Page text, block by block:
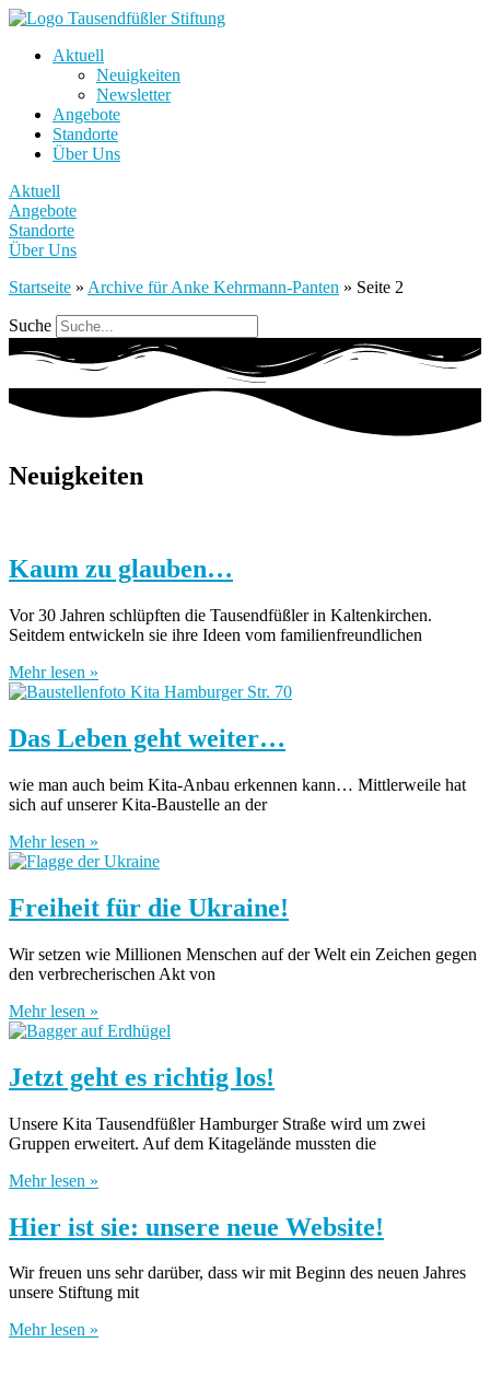
Aktuell
Neuigkeiten
Newsletter
Angebote
Standorte
Über Uns
Aktuell
Angebote
Standorte
Über Uns
Startseite » Archive für Anke Kehrmann-Panten » Seite 2
Suche
Neuigkeiten
Kaum zu glauben…
Vor 30 Jahren schlüpften die Tausendfüßler in Kaltenkirchen.
Seitdem entwickeln sie ihre Ideen vom familienfreundlichen
Mehr lesen »
Das Leben geht weiter…
wie man auch beim Kita-Anbau erkennen kann… Mittlerweile hat
sich auf unserer Kita-Baustelle an der
Mehr lesen »
Freiheit für die Ukraine!
Wir setzen wie Millionen Menschen auf der Welt ein Zeichen gegen
den verbrecherischen Akt von
Mehr lesen »
Jetzt geht es richtig los!
Unsere Kita Tausendfüßler Hamburger Straße wird um zwei
Gruppen erweitert. Auf dem Kitagelände mussten die
Mehr lesen »
Hier ist sie: unsere neue Website!
Wir freuen uns sehr darüber, dass wir mit Beginn des neuen Jahres
unsere Stiftung mit
Mehr lesen »